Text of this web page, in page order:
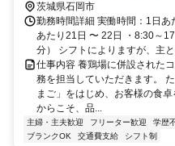
茨城県石岡市
勤務時間詳細 実働時間：1日
あたり21日 〜 22日 ・8:30～
分） シフトによりますが、主
仕事内容 養鶏場に併設された
務を担当していただきます。
まご」をはじめ、お客様の食
からこそ、品...
主婦・主夫歓迎 フリーター歓迎 学歴
ブランクOK
交通費支給 シフト制